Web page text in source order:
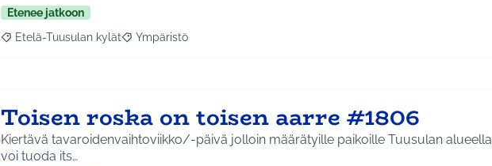
Etenee jatkoon
Rajaa tulokset aihepiirin mukaan: Etelä-Tuusulan kylät
Etelä-Tuusulan kylät Rajaa tulokset teeman mukaan: Ympäristö
Ympäristö
Toisen roska on toisen aarre #1806
Kiertävä tavaroidenvaihtoviikko/-päivä jolloin määrätyille paikoille Tuusulan alueella
voi tuoda its…